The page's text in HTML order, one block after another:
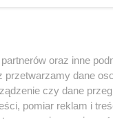
w 2022 r.
szybsze
oraz inne
przetwarzamy dane
czy dane
pomiar reklam i